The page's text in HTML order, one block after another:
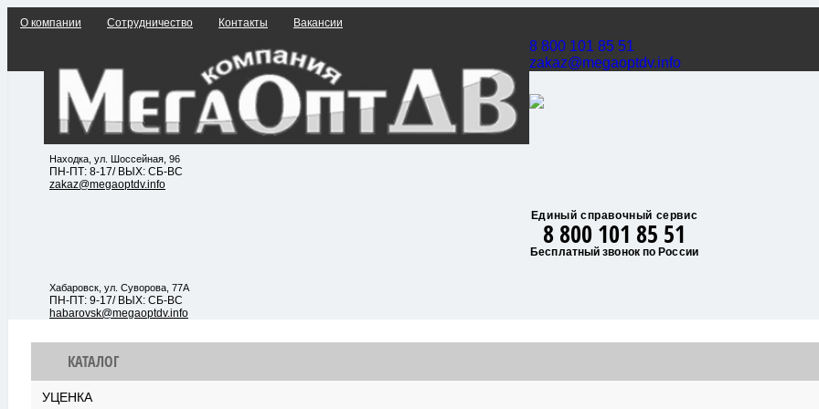
О компании Сотрудничество Контакты Вакансии
8 800 101 85 51
zakaz@megaoptdv.info
Находка, ул. Шоссейная, 96
ПН-ПТ: 8-17/ ВЫХ: СБ-ВС
zakaz@megaoptdv.info
Единый справочный сервис
8 800 101 85 51
Бесплатный звонок по России
Хабаровск, ул. Суворова, 77А
ПН-ПТ: 9-17/ ВЫХ: СБ-ВС
habarovsk@megaoptdv.info
КАТАЛОГ
УЦЕНКА